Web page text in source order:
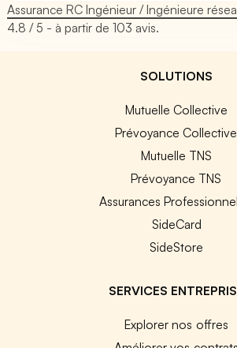
Assurance RC Ingénieur / Ingénieure
4.8 / 5 - à partir de103 avis.
SOLUTIONS
Mutuelle Collective
Prévoyance Collective
Mutuelle TNS
Prévoyance TNS
Assurances
SideCard
SideStore
SERVICES
Explorer nos offres